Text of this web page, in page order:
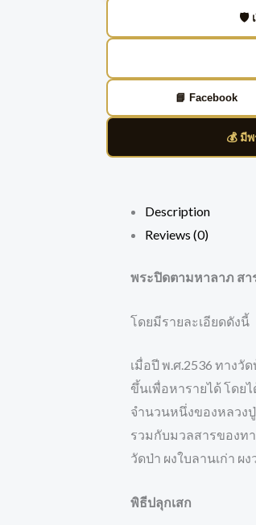
🛡️
📘 Facebook
💰 มี
Description
Reviews (0)
พระปิดตามหาลาภ สา
โดยมีรายละเอียดดังนี้
เมื่อปี พ.ศ.2536 ทาง
ขึ้นเพื่อหารายได้ โดย
จำนวนหนึ่งของหลวง
รวมกับมวลสารของท
วัดป่า ผงใบลานเก่า ผ
พิธีปลุกเสก